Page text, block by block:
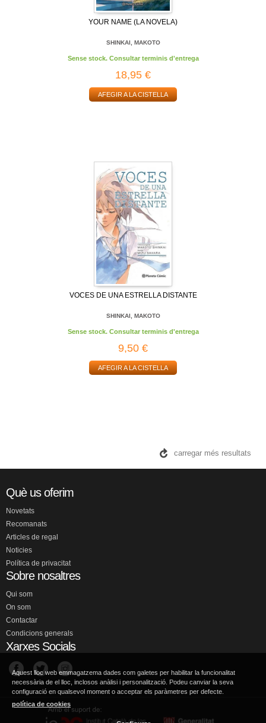
YOUR NAME (LA NOVELA)
SHINKAI, MAKOTO
Sense stock. Consultar terminis d'entrega
18,95 €
AFEGIR A LA CISTELLA
VOCES DE UNA ESTRELLA DISTANTE
SHINKAI, MAKOTO
Sense stock. Consultar terminis d'entrega
9,50 €
AFEGIR A LA CISTELLA
carregar més resultats
Què us oferim
Novetats
Recomanats
Articles de regal
Noticies
Política de privacitat
Sobre nosaltres
Qui som
On som
Contactar
Condicions generals
Xarxes Socials
Aquest lloc web emmagatzema dades com galetes per habilitar la funcionalitat
necessària de el lloc, inclosos anàlisi i personalització. Podeu canviar la seva
configuració en qualsevol moment o acceptar els paràmetres per defecte.
política de cookies